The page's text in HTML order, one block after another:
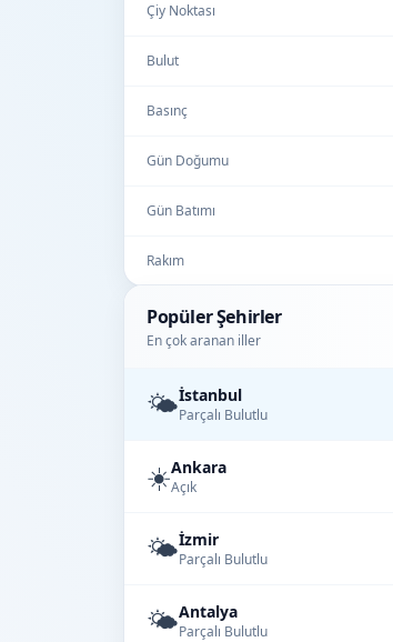
Çiy Noktası
Bulut
Basınç
Gün Doğumu
Gün Batımı
Rakım
Popüler Şehirler
En çok aranan iller
🌤️İstanbul
Parçalı Bulutlu
☀️Ankara
Açık
🌤️İzmir
Parçalı Bulutlu
🌤️Antalya
Parçalı Bulutlu